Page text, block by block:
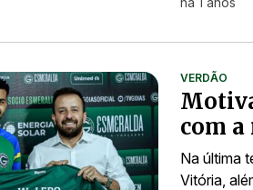
VERDÃO
com
Na última
Vitória,